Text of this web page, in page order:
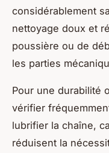
considérablement
nettoyage doux et
poussière ou de
les parties
Pour une durabilité
vérifier
lubrifier la chaîne,
réduisent la